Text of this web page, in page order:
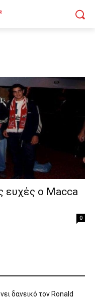
ευχές ο Macca
0
δανεικό τον Ronald